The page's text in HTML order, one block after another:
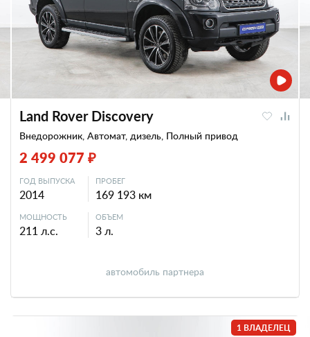
Land Rover Discovery
Внедорожник, Автомат, дизель, Полный привод
2 499 077 ₽
ГОД ВЫПУСКА
2014
ПРОБЕГ
169 193 км
МОЩНОСТЬ
211 л.с.
ОБЪЕМ
3 л.
автомобиль партнера
1 ВЛАДЕЛЕЦ